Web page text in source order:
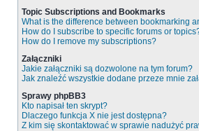
Topic Subscriptions and Bookmarks
What is the difference between bookmarking
How do I subscribe to specific forums or
How do I remove my subscriptions?
Załączniki
Jakie załączniki są dozwolone na tym forum?
Jak znaleźć wszystkie dodane przeze mnie
Sprawy phpBB3
Kto napisał ten skrypt?
Dlaczego funkcja X nie jest dostępna?
Z kim się skontaktować w sprawie nadużyć